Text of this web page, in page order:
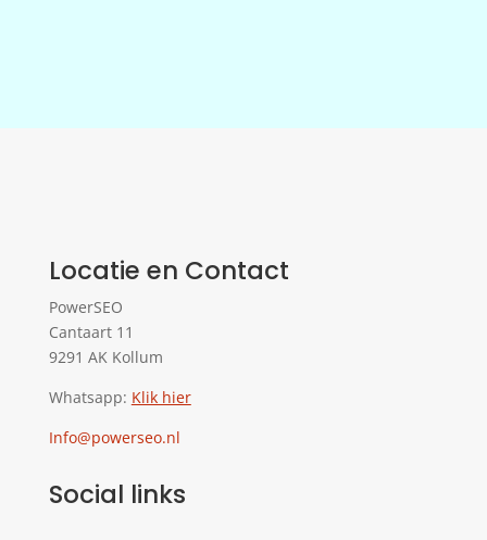
Locatie en Contact
PowerSEO
Cantaart 11
9291 AK Kollum
Whatsapp: Klik hier
Info@powerseo.nl
Social links